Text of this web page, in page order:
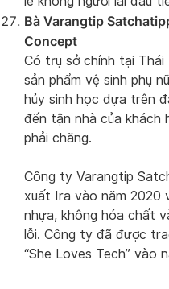
Bà Varangtip
Concept
Có trụ sở chính tại
sản phẩm vệ sinh phụ
hủy sinh học dựa trên
đến tận nhà của khách
phải chăng.
Công ty Varangtip
xuất Ira vào năm 2020
nhựa, không hóa chất
lỗi. Công ty đã được
“She Loves Tech” vào